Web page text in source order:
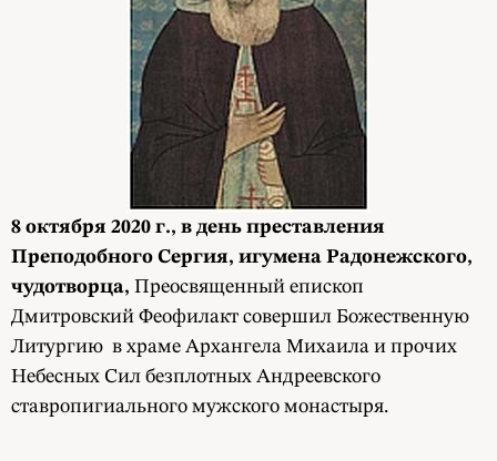
8 октября 2020 г., в день преставления
Преподобного Сергия, игумена Радонежского,
чудотворца, Преосвященный епископ
Дмитровский Феофилакт совершил Божественную
Литургию в храме Архангела Михаила и прочих
Небесных Сил безплотных Андреевского
ставропигиального мужского монастыря.